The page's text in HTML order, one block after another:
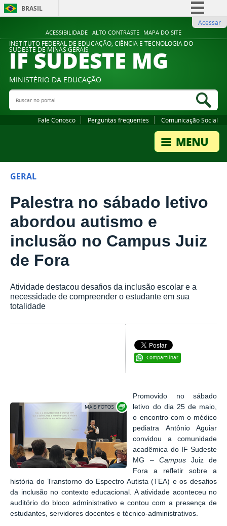
ACESSIBILIDADE ALTO CONTRASTE MAPA DO SITE
BRASIL
Comunica BR
Participe
Legislação
Acessar
INSTITUTO FEDERAL DE EDUCAÇÃO, CIÊNCIA E TECNOLOGIA DO
SUDESTE DE MINAS GERAIS
IF SUDESTE MG
MINISTÉRIO DA EDUCAÇÃO
Buscar no portal
Fale Conosco Perguntas frequentes Comunicação Social
GERAL
Palestra no sábado letivo
abordou autismo e
inclusão no Campus Juiz
de Fora
Atividade destacou desafios da inclusão escolar e a
necessidade de compreender o estudante em sua
totalidade
Compartilhar
Exibir carrossel de imagens
Promovido no sábado
letivo do dia 25 de maio,
o encontro com o médico
pediatra Antônio Aguiar
convidou a comunidade
acadêmica do IF Sudeste
MG – CampusJuiz de
Fora a refletir sobre a
história do Transtorno do Espectro Autista (TEA) e os desafios
da inclusão no contexto educacional. A atividade aconteceu no
auditório do bloco administrativo e contou com a presença de
estudantes, servidores docentes e técnico-administrativos.